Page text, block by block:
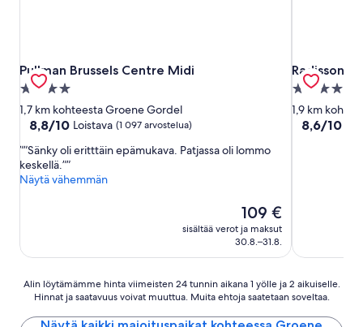
Pullman Brussels Centre Midi
Pullman Brussels Centre Midi
4.0
tähden
majoituspaikka
1,7 km kohteesta Groene Gordel
8.8
10,
Loistava,
(1 097
8,8/10 Loistava (1 097 arvostelua)
”Sänky oli eritttäin epämukava. Patjassa oli lommo
keskellä.”
Näytä vähemmän
Hinta
on
109 €
109 €
sisältää verot ja maksut
30.8.–31.8.
Radisson
Radisson
4.0
tähden
1,9 km
8.6
8,6/10
Alin
löytämämme
hinta
Alin löytämämme hinta viimeisten 24 tunnin aikana 1 yölle ja 2 aikuiselle.
Hinnat ja saatavuus voivat muuttua. Muita ehtoja saatetaan soveltaa.